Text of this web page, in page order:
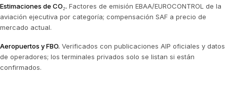
Estimaciones de CO₂. Factores de emisión EBAA/EUROCONTROL de la
aviación ejecutiva por categoría; compensación SAF a precio de
mercado actual.
Aeropuertos y FBO. Verificados con publicaciones AIP oficiales y datos
de operadores; los terminales privados solo se listan si están
confirmados.